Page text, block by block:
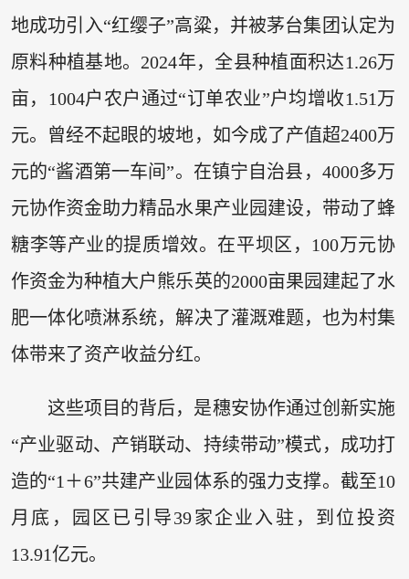
地成功引入“红缨子”高粱，并被茅台集团认定为
原料种植基地。2024年，全县种植面积达1.26万
亩，1004户农户通过“订单农业”户均增收1.51万
元。曾经不起眼的坡地，如今成了产值超2400万
元的“酱酒第一车间”。在镇宁自治县，4000多万
元协作资金助力精品水果产业园建设，带动了蜂
糖李等产业的提质增效。在平坝区，100万元协
作资金为种植大户熊乐英的2000亩果园建起了水
肥一体化喷淋系统，解决了灌溉难题，也为村集
体带来了资产收益分红。
这些项目的背后，是穗安协作通过创新实施
“产业驱动、产销联动、持续带动”模式，成功打
造的“1＋6”共建产业园体系的强力支撑。截至10
月底，园区已引导39家企业入驻，到位投资
13.91亿元。